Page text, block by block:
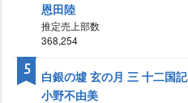
恩田陸
推定売上部数
368,254
白銀の墟 玄の月 三 十二国記
小野不由美
5